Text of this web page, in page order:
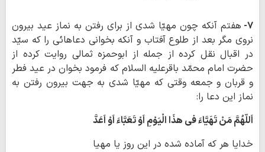
۷- هفتم آنکه چون مهیّا شدی از برای رفتن به نماز عید بیرون
نروی مگر بعد از طلوع آفتاب و آنکه بخوانی دعاهائی را که سیّد
در اقبال نقل کرده از جمله از ابوحمزه ثمالی روایت کرده از
حضرت امام محمّد باقرعلیه السلام که فرمود بخوان در عید فطر
و قربان و جمعه وقتی که مهیّا شدی به جهت بیرون رفتن به
نماز این دعا را:
اَللّهُمَّ مَنْ تَهَیَّاءَ فی هذَا الْیَوْمِ اَوْ تَعَبَّاءَ اَوْ اَعَدَّ
خدایا هر که آماده شده در این روز یا مهیا